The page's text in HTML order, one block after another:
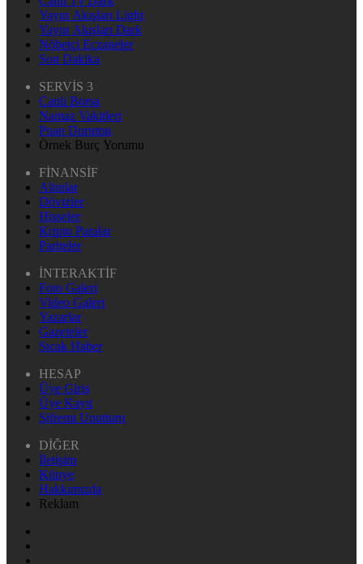
Yayın Akışları Light
Yayın Akışları Dark
Nöbetçi Eczaneler
Son Dakika
SERVİS 3
Canlı Borsa
Namaz Vakitleri
Puan Durumu
Örnek Burç Yorumu
FİNANSİF
Altınlar
Dövizler
Hisseler
Kripto Paralar
Pariteler
İNTERAKTİF
Foto Galeri
Video Galeri
Yazarlar
Gazeteler
Sıcak Haber
HESAP
Üye Giriş
Üye Kayıt
Şifremi Unuttum
DİĞER
İletişim
Künye
Hakkımızda
Reklam